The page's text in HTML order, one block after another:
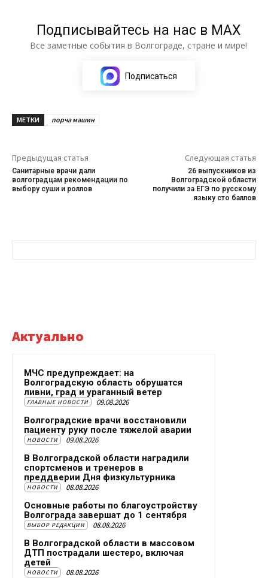
Подписывайтесь на нас в МАХ
Все заметные события в Волгограде, стране и мире!
Подписаться
МЕТКИ порча машин
Предыдущая статья
Санитарные врачи дали
волгоградцам рекомендации по
выбору суши и роллов
Следующая статья
26 выпускников из
Волгоградской области
получили за ЕГЭ по русскому
языку сто баллов
Актуально
МЧС предупреждает: на
Волгоградскую область обрушатся
ливни, град и ураганный ветер
ГЛАВНЫЕ НОВОСТИ 09.08.2026
Волгоградские врачи восстановили
пациенту руку после тяжелой аварии
НОВОСТИ 09.08.2026
В Волгоградской области наградили
спортсменов и тренеров в
преддверии Дня физкультурника
НОВОСТИ 08.08.2026
Основные работы по благоустройству
Волгограда завершат до 1 сентября
ВЫБОР РЕДАКЦИИ 08.08.2026
В Волгоградской области в массовом
ДТП пострадали шестеро, включая
детей
НОВОСТИ 08.08.2026